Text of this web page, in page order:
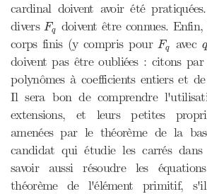
cardinal doivent avoir été
diversFq
Fq doivent être connues.
corps finis (y compris pourFq
Fq avec q
q
doivent pas être oubliées : citons
polynômes à coefficients entiers et
Il sera bon de comprendre
extensions, et leurs petites
amenées par le théorème de la
candidat qui étudie les carrés
savoir aussi résoudre les
théorème de l'élément primitif,